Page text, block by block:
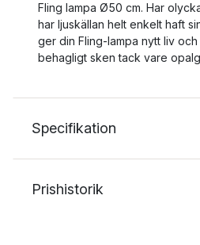
Fling lampa Ø50 cm. Har
har ljuskällan helt enkelt haft
ger din Fling-lampa nytt liv
behagligt sken tack vare
Specifikation
Prishistorik